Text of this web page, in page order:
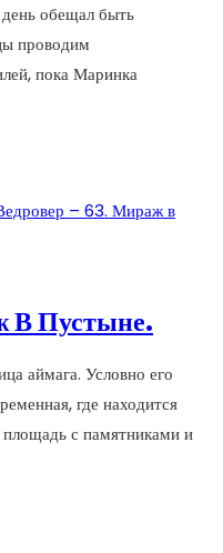
день обещал быть
проводим
пока Маринка
В Пустыне.
аймага. Условно его
где находится
площадь с памятниками и